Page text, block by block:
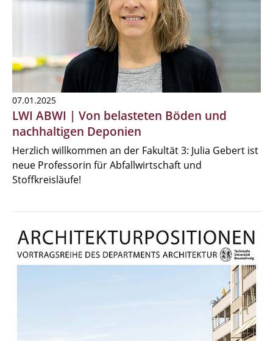
07.01.2025
LWI ABWI | Von belasteten Böden und
nachhaltigen Deponien
Herzlich willkommen an der Fakultät 3: Julia Gebert ist
neue Professorin für Abfallwirtschaft und
Stoffkreisläufe!